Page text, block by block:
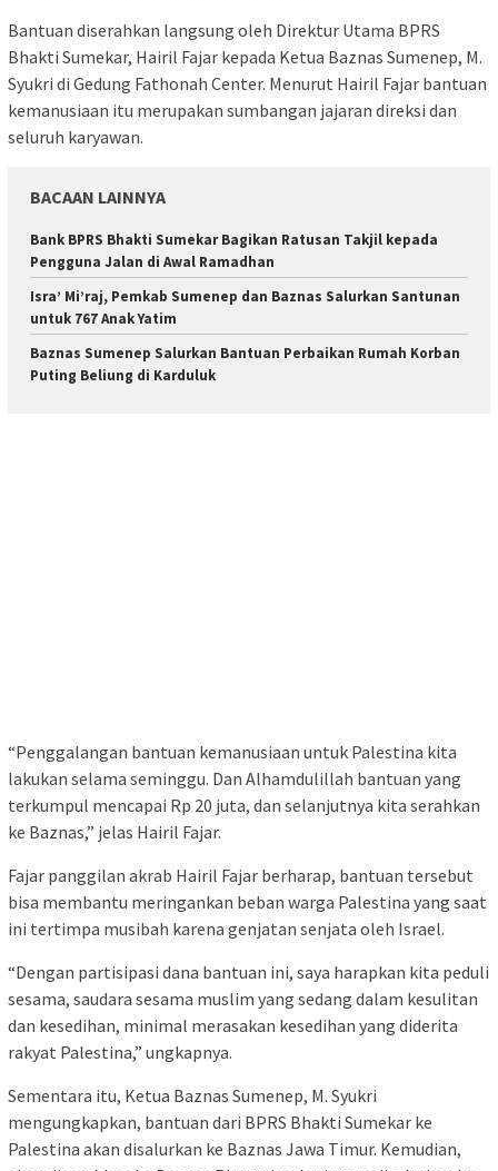
Bantuan diserahkan langsung oleh Direktur Utama BPRS
Bhakti Sumekar, Hairil Fajar kepada Ketua Baznas Sumenep, M.
Syukri di Gedung Fathonah Center. Menurut Hairil Fajar bantuan
kemanusiaan itu merupakan sumbangan jajaran direksi dan
seluruh karyawan.
BACAAN LAINNYA
Bank BPRS Bhakti Sumekar Bagikan Ratusan Takjil kepada
Pengguna Jalan di Awal Ramadhan
Isra’ Mi’raj, Pemkab Sumenep dan Baznas Salurkan Santunan
untuk 767 Anak Yatim
Baznas Sumenep Salurkan Bantuan Perbaikan Rumah Korban
Puting Beliung di Karduluk
“Penggalangan bantuan kemanusiaan untuk Palestina kita
lakukan selama seminggu. Dan Alhamdulillah bantuan yang
terkumpul mencapai Rp 20 juta, dan selanjutnya kita serahkan
ke Baznas,” jelas Hairil Fajar.
Fajar panggilan akrab Hairil Fajar berharap, bantuan tersebut
bisa membantu meringankan beban warga Palestina yang saat
ini tertimpa musibah karena genjatan senjata oleh Israel.
“Dengan partisipasi dana bantuan ini, saya harapkan kita peduli
sesama, saudara sesama muslim yang sedang dalam kesulitan
dan kesedihan, minimal merasakan kesedihan yang diderita
rakyat Palestina,” ungkapnya.
Sementara itu, Ketua Baznas Sumenep, M. Syukri
mengungkapkan, bantuan dari BPRS Bhakti Sumekar ke
Palestina akan disalurkan ke Baznas Jawa Timur. Kemudian,